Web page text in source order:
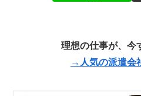
理想の仕事が、今
→人気の派遣会